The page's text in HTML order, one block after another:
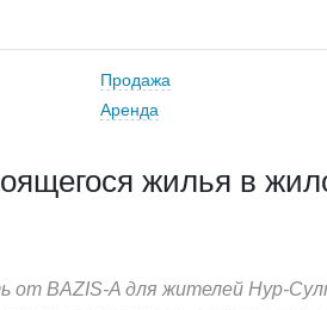
Продажа
Аренда
жилья в
от BAZIS-A для жителей Нур-